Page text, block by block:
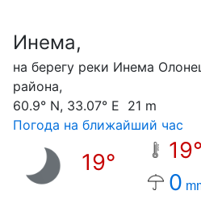
Инема,
на берегу реки Инема
района,
60.9° N, 33.07° E 21 m
Погода на ближайший час
19°
19°
0